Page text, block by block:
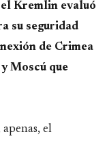
el Kremlin evaluó
su seguridad
de Crimea
Moscú que
el